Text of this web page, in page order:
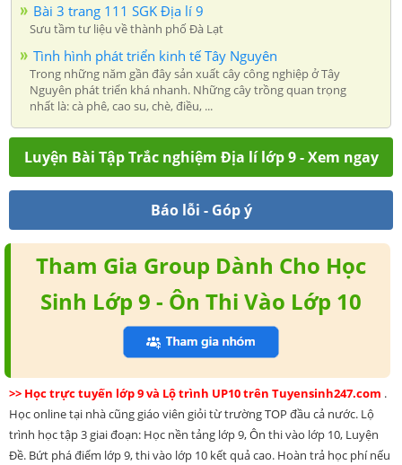
Bài 3 trang 111 SGK Địa lí 9
Sưu tầm tư liệu về thành phố Đà Lạt
Tình hình phát triển kinh tế Tây Nguyên
Trong những năm gần đây sản xuất cây công nghiệp ở Tây
Nguyên phát triển khá nhanh. Những cây trồng quan trọng
nhất là: cà phê, cao su, chè, điều, ...
Luyện Bài Tập Trắc nghiệm Địa lí lớp 9 - Xem ngay
Báo lỗi - Góp ý
Tham Gia Group Dành Cho Học
Sinh Lớp 9 - Ôn Thi Vào Lớp 10
>> Học trực tuyến lớp 9 và Lộ trình UP10 trên Tuyensinh247.com .
Học online tại nhà cũng giáo viên giỏi từ trường TOP đầu cả nước. Lộ
trình học tập 3 giai đoạn: Học nền tảng lớp 9, Ôn thi vào lớp 10, Luyện
Đề. Bứt phá điểm lớp 9, thi vào lớp 10 kết quả cao. Hoàn trả học phí nếu